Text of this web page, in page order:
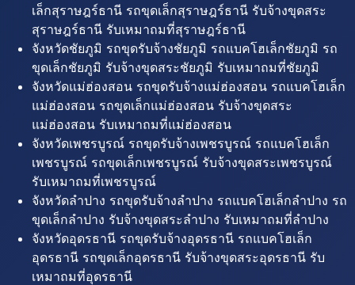
เล็กสุราษฎร์ธานี รถขุดเล็กสุราษฎร์ธานี รับจ้างขุดสระ
สุราษฎร์ธานี รับเหมาถมที่สุราษฎร์ธานี
จังหวัดชัยภูมิ รถขุดรับจ้างชัยภูมิ รถแบคโฮเล็กชัยภูมิ รถ
ขุดเล็กชัยภูมิ รับจ้างขุดสระชัยภูมิ รับเหมาถมที่ชัยภูมิ
จังหวัดแม่ฮ่องสอน รถขุดรับจ้างแม่ฮ่องสอน รถแบคโฮเล็ก
แม่ฮ่องสอน รถขุดเล็กแม่ฮ่องสอน รับจ้างขุดสระ
แม่ฮ่องสอน รับเหมาถมที่แม่ฮ่องสอน
จังหวัดเพชรบูรณ์ รถขุดรับจ้างเพชรบูรณ์ รถแบคโฮเล็ก
เพชรบูรณ์ รถขุดเล็กเพชรบูรณ์ รับจ้างขุดสระเพชรบูรณ์
รับเหมาถมที่เพชรบูรณ์
จังหวัดลำปาง รถขุดรับจ้างลำปาง รถแบคโฮเล็กลำปาง รถ
ขุดเล็กลำปาง รับจ้างขุดสระลำปาง รับเหมาถมที่ลำปาง
จังหวัดอุดรธานี รถขุดรับจ้างอุดรธานี รถแบคโฮเล็ก
อุดรธานี รถขุดเล็กอุดรธานี รับจ้างขุดสระอุดรธานี รับ
เหมาถมที่อุดรธานี